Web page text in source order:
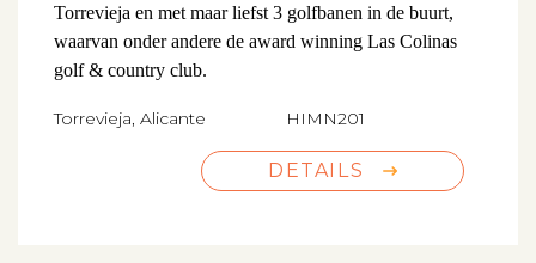
Torrevieja en met maar liefst 3 golfbanen in de buurt,
waarvan onder andere de award winning Las Colinas
golf & country club.
Torrevieja, Alicante HIMN201
DETAILS